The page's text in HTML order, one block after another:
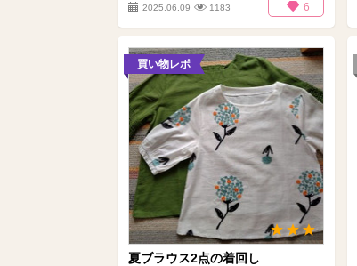
2025.06.09 1183 6
買い物レポ
夏ブラウス2点の着回し